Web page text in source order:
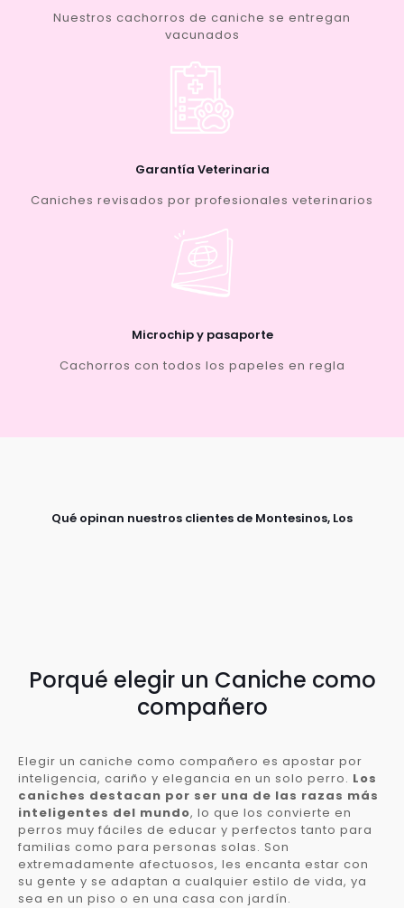
Nuestros cachorros de caniche se entregan
vacunados
Garantía Veterinaria
Caniches revisados por profesionales veterinarios
Microchip y pasaporte
Cachorros con todos los papeles en regla
Qué opinan nuestros clientes de Montesinos, Los
Porqué elegir un Caniche como
compañero
Elegir un caniche como compañero es apostar por
inteligencia, cariño y elegancia en un solo perro. Los
caniches destacan por ser una de las razas más
inteligentes del mundo, lo que los convierte en
perros muy fáciles de educar y perfectos tanto para
familias como para personas solas. Son
extremadamente afectuosos, les encanta estar con
su gente y se adaptan a cualquier estilo de vida, ya
sea en un piso o en una casa con jardín.